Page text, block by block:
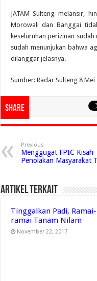
JATAM Sulteng melansir,
Morowali dan Banggai
keseluruhan perizinan
sudah menunjukan bahwa
dilanggar jelasnya.
Sumber: Radar Sulteng 8 Mei
Share
Previous
Menggugat FPIC Kisah
Penolakan Masyarakat
Artikel Terkait
Tinggalkan Padi, Ramai-
ramai Tanam Nilam
November 22, 2017